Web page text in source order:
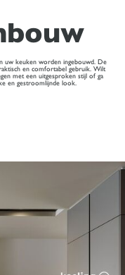
uw keuken worden ingebouwd. De
en comfortabel gebruik. Wilt
met een uitgesproken stijl of ga
en gestroomlijnde look.